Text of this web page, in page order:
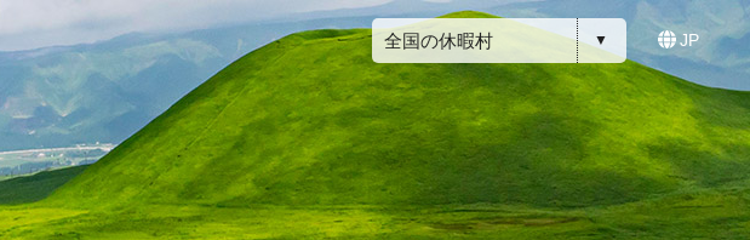
全国の休暇村 JP